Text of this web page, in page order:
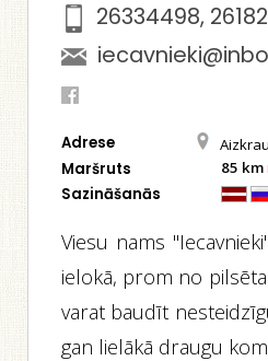
26334498,
Adrese
Maršruts 85 km
Sazināšanās
Viesu nams
ielokā, prom no
varat baudīt
gan lielākā draugu